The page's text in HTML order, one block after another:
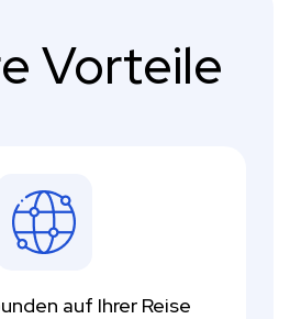
Vorteile
auf Ihrer Reise